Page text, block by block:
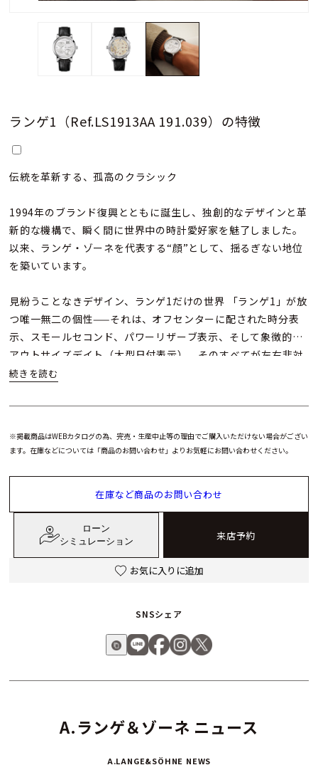
ランゲ1（Ref.LS1913AA 191.039）の特徴
伝統を革新する、孤高のクラシック
1994年のブランド復興とともに誕生し、独創的なデザインと革
新的な機構で、瞬く間に世界中の時計愛好家を魅了しました。
以来、ランゲ・ゾーネを代表する“顔”として、揺るぎない地位
を築いています。
見紛うことなきデザイン、ランゲ1だけの世界 「ランゲ1」が放
つ唯一無二の個性——それは、オフセンターに配された時分表
示、スモールセコンド、パワーリザーブ表示、そして象徴的な
アウトサイズデイト（大型日付表示）。そのすべてが左右非対
称でありながらも視覚的バランスを巧みに保ち、完璧な調和を
美”という新たな美学を提示した傑作です。
ホワイトゴールド×シルバー無垢ダイヤルの洗練 このモデル
カラーダイヤルを組み合わせた一本。控えめな光沢が静かな高
級感を漂わせ、ビジネスやフォーマルな場面でも品格を損なう
ことはありません。知的で端正な印象を求める方にとって、ま
さに理想的な選択肢といえるでしょう。
ランゲ・ゾーネ ランゲ1 ホワイトゴールド750は、初めてのラ
与えるモデルです。その完成された美学、実用性、そしてムー
ブメントの精緻さは、まさに一生を通じて付き合うに値す
A.ランゲ＆ゾーネ ニュース
A.LANGE&SÖHNE NEWS
※掲載商品はWEBカタログの為、完売・生産中止等の理由でご購入いただけない場合がござい
ます。在庫などについては「商品のお問い合わせ」よりお気軽にお問い合わせください。
在庫など商品のお問い合わせ
ローン
シミュレーション
来店予約
お気に入りに追加
SNSシェア